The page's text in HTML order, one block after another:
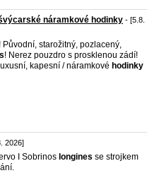
náramkové hodinky - [5.8.
starožitný, pozlacený,
! Nerez pouzdro s prosklenou zádí!
kapesní / náramkové hodinky
2026]
I Sobrinos longines se strojkem